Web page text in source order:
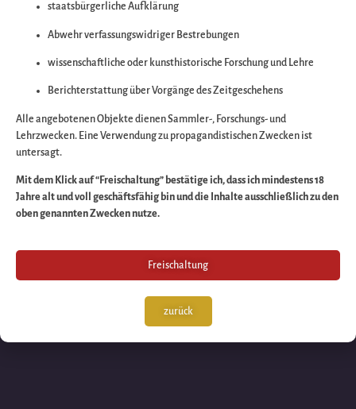
Wir arbeiten an
großartigen Sache
schauen Sie bald
wieder vorbei!
staatsbürgerliche Aufklärung
Abwehr verfassungswidriger Bestrebungen
wissenschaftliche oder kunsthistorische Forschung und Lehre
Berichterstattung über Vorgänge des Zeitgeschehens
Alle angebotenen Objekte dienen Sammler-, Forschungs- und
Lehrzwecken. Eine Verwendung zu propagandistischen Zwecken ist
untersagt.
Mit dem Klick auf “Freischaltung” bestätige ich, dass ich mindestens 18
Jahre alt und voll geschäftsfähig bin und die Inhalte ausschließlich zu den
oben genannten Zwecken nutze.
Freischaltung
zurück